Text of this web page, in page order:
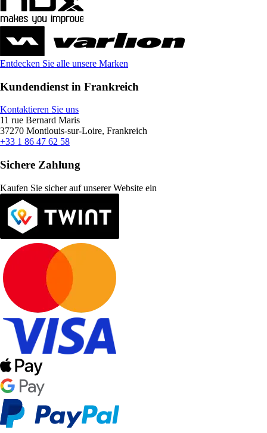
Entdecken Sie alle unsere Marken
Kundendienst in Frankreich
Kontaktieren Sie uns
11 rue Bernard Maris
37270 Montlouis-sur-Loire, Frankreich
+33 1 86 47 62 58
Sichere Zahlung
Kaufen Sie sicher auf unserer Website ein